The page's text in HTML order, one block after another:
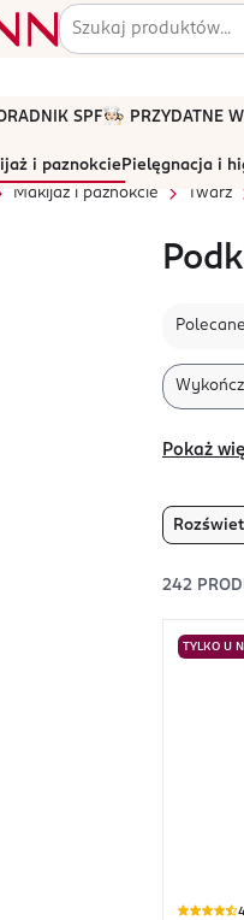
SPF🧑🏻‍🍳 PRZYDATNE
i paznokcie Pielęgnacja i
Makijaż i paznokcie Twarz
Polecane
Pokaż
242
TYLKO U